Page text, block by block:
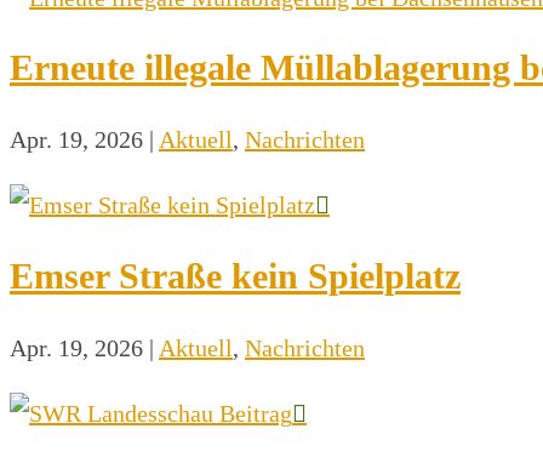
Erneute illegale Müllablagerung
Apr. 19, 2026 | Aktuell, Nachrichten
Emser Straße kein Spielplatz
Apr. 19, 2026 | Aktuell, Nachrichten